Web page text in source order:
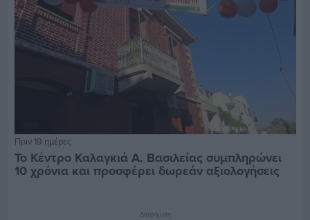
Πριν 19 ημέρες
Το Κέντρο Καλαγκιά Α. Βασιλείας συμπληρώνει
10 χρόνια και προσφέρει δωρεάν αξιολογήσεις
Διαφήμιση